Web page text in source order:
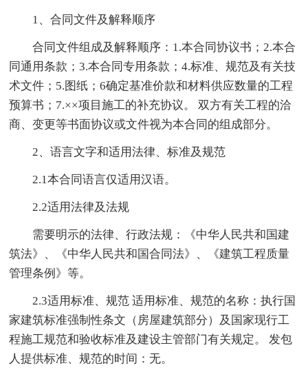
1、合同文件及解释顺序
合同文件组成及解释顺序：1.本合同协议书；2.本合
同通用条款；3.本合同专用条款；4.标准、规范及有关技
术文件；5.图纸；6确定基准价款和材料供应数量的工程
预算书；7.××项目施工的补充协议。 双方有关工程的洽
商、变更等书面协议或文件视为本合同的组成部分。
2、语言文字和适用法律、标准及规范
2.1本合同语言仅适用汉语。
2.2适用法律及法规
需要明示的法律、行政法规：《中华人民共和国建
筑法》、《中华人民共和国合同法》、《建筑工程质量
管理条例》等。
2.3适用标准、规范 适用标准、规范的名称：执行国
家建筑标准强制性条文（房屋建筑部分）及国家现行工
程施工规范和验收标准及建设主管部门有关规定。 发包
人提供标准、规范的时间：无。